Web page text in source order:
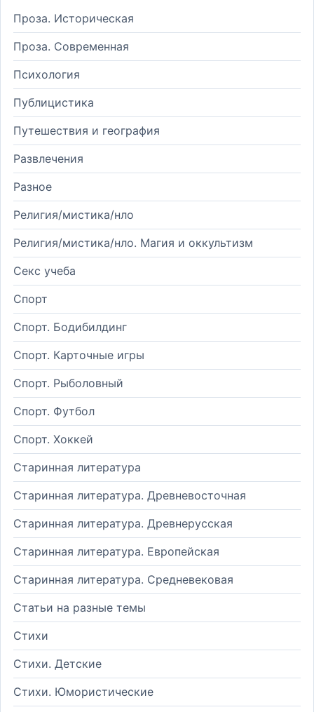
Проза. Историческая
Проза. Современная
Психология
Публицистика
Путешествия и география
Развлечения
Разное
Религия/мистика/нло
Религия/мистика/нло. Магия и оккультизм
Секс учеба
Спорт
Спорт. Бодибилдинг
Спорт. Карточные игры
Спорт. Рыболовный
Спорт. Футбол
Спорт. Хоккей
Старинная литература
Старинная литература. Древневосточная
Старинная литература. Древнерусская
Старинная литература. Европейская
Старинная литература. Средневековая
Статьи на разные темы
Стихи
Стихи. Детские
Стихи. Юмористические